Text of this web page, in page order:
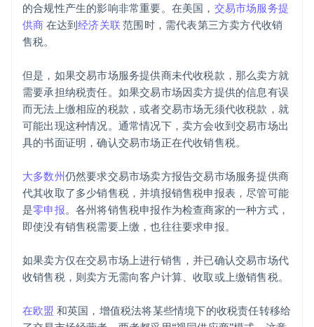
的合规性产生的影响非常重要。在美国， 交易市场服务提
供商 在达到经济关联 范围时，需代表第三方卖方代收销
售税。
但是，如果交易市场服务提供商未代收税款，那么卖方就
需要承担纳税责任。如果交易市场因卖方提供的信息有误
而无法上缴相应的税款，或者交易市场无须代收税款，就
可能出现这种情况。通常情况下，卖方会收到交易市场出
具的书面证明，确认交易市场正在代收销售税。
大多数州仍然要求交易市场卖方报告交易市场服务提供商
代其收取了多少销售税，并填报销售税申报表，尽管可能
是零申报。各州将销售税申报作为检查商家的一种方式，
即使没有销售税需要上缴，也往往要求申报。
如果卖方仅在交易市场上进行销售，并已确认交易市场代
收销售税，则卖方无需向客户计算、收取或上缴销售税。
在欧盟 和英国，增值税法将某些情境下的收税责任转移给